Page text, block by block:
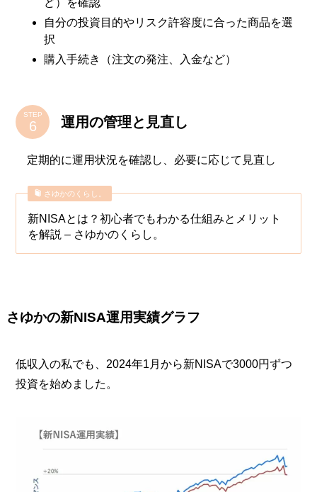
ど）を確認
自分の投資目的やリスク許容度に合った商品を選
択
購入手続き（注文の発注、入金など）
STEP 運用の管理と見直し
定期的に運用状況を確認し、必要に応じて見直し
さゆかのくらし。
新NISAとは？初心者でもわかる仕組みとメリット
を解説 – さゆかのくらし。
さゆかの新NISA運用実績グラフ
低収入の私でも、2024年1月から新NISAで3000円ずつ
投資を始めました。